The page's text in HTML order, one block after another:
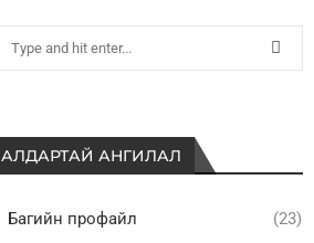
АЛДАРТАЙ АНГИЛАЛ
Багийн профайл (23)